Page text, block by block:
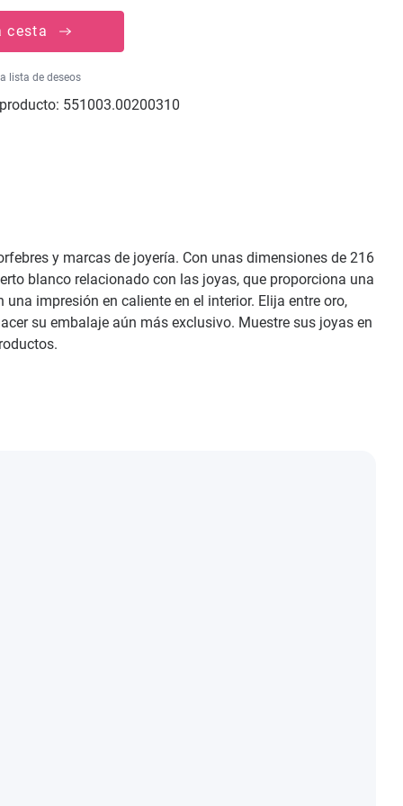
cesta
lista de deseos
551003.00200310
y marcas de joyería. Con unas dimensiones de 216
blanco relacionado con las joyas, que proporciona una
impresión en caliente en el interior. Elija entre oro,
su embalaje aún más exclusivo. Muestre sus joyas en